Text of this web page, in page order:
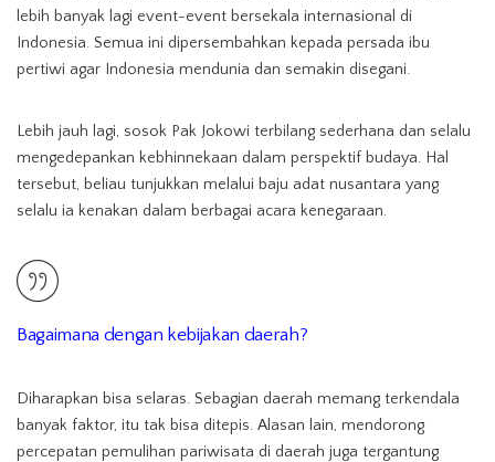
lebih banyak lagi event-event bersekala internasional di
Indonesia. Semua ini dipersembahkan kepada persada ibu
pertiwi agar Indonesia mendunia dan semakin disegani.
Lebih jauh lagi, sosok Pak Jokowi terbilang sederhana dan selalu
mengedepankan kebhinnekaan dalam perspektif budaya. Hal
tersebut, beliau tunjukkan melalui baju adat nusantara yang
selalu ia kenakan dalam berbagai acara kenegaraan.
Bagaimana dengan kebijakan daerah?
Diharapkan bisa selaras. Sebagian daerah memang terkendala
banyak faktor, itu tak bisa ditepis. Alasan lain, mendorong
percepatan pemulihan pariwisata di daerah juga tergantung